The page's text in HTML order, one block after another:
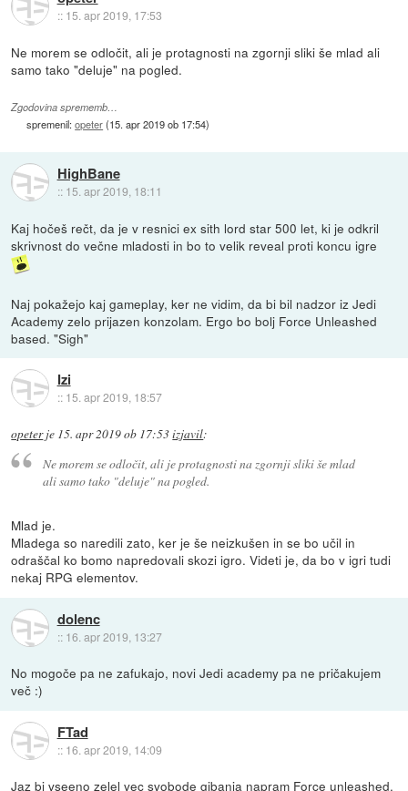
:: 15. apr 2019, 17:53
Ne morem se odločit, ali je protagnosti na zgornji sliki še mlad ali
samo tako "deluje" na pogled.
Zgodovina sprememb…
spremenil:opeter(15. apr 2019 ob 17:54)
HighBane
:: 15. apr 2019, 18:11
Kaj hočeš rečt, da je v resnici ex sith lord star 500 let, ki je odkril
skrivnost do večne mladosti in bo to velik reveal proti koncu igre
Naj pokažejo kaj gameplay, ker ne vidim, da bi bil nadzor iz Jedi
Academy zelo prijazen konzolam. Ergo bo bolj Force Unleashed
based. "Sigh"
Izi
:: 15. apr 2019, 18:57
opeterje 15. apr 2019 ob 17:53izjavil:
Ne morem se odločit, ali je protagnosti na zgornji sliki še mlad
ali samo tako "deluje" na pogled.
Mlad je.
Mladega so naredili zato, ker je še neizkušen in se bo učil in
odraščal ko bomo napredovali skozi igro. Videti je, da bo v igri tudi
nekaj RPG elementov.
dolenc
:: 16. apr 2019, 13:27
No mogoče pa ne zafukajo, novi Jedi academy pa ne pričakujem
več :)
FTad
:: 16. apr 2019, 14:09
Jaz bi vseeno zelel vec svobode gibanja napram Force unleashed,